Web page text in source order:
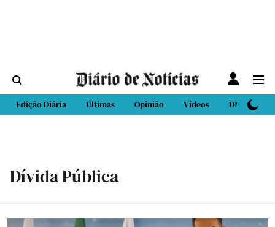
Edição Diária Últimas Opinião Vídeos DN Sport
Dívida Pública